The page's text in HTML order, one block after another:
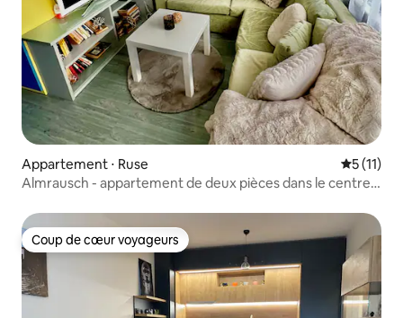
Appartement ⋅ Ruse
5 (11)
Almrausch - appartement de deux pièces dans le centre
Coup de cœur voyageurs
Coup de cœur voyageurs